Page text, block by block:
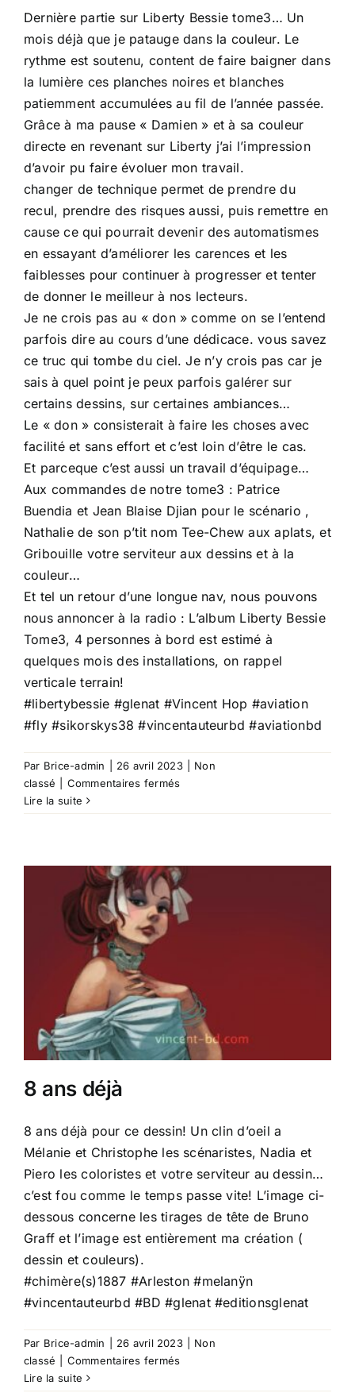
Dernière partie sur Liberty Bessie tome3… Un
mois déjà que je patauge dans la couleur. Le
rythme est soutenu, content de faire baigner dans
la lumière ces planches noires et blanches
patiemment accumulées au fil de l’année passée.
Grâce à ma pause « Damien » et à sa couleur
directe en revenant sur Liberty j’ai l’impression
d’avoir pu faire évoluer mon travail.
changer de technique permet de prendre du
recul, prendre des risques aussi, puis remettre en
cause ce qui pourrait devenir des automatismes
en essayant d’améliorer les carences et les
faiblesses pour continuer à progresser et tenter
de donner le meilleur à nos lecteurs.
Je ne crois pas au « don » comme on se l’entend
parfois dire au cours d’une dédicace. vous savez
ce truc qui tombe du ciel. Je n’y crois pas car je
sais à quel point je peux parfois galérer sur
certains dessins, sur certaines ambiances…
Le « don » consisterait à faire les choses avec
facilité et sans effort et c’est loin d’être le cas.
Et parceque c’est aussi un travail d’équipage…
Aux commandes de notre tome3 : Patrice
Buendia et Jean Blaise Djian pour le scénario ,
Nathalie de son p’tit nom Tee-Chew aux aplats, et
Gribouille votre serviteur aux dessins et à la
couleur…
Et tel un retour d’une longue nav, nous pouvons
nous annoncer à la radio : L’album Liberty Bessie
Tome3, 4 personnes à bord est estimé à
quelques mois des installations, on rappel
verticale terrain!
#libertybessie #glenat #Vincent Hop #aviation
#fly #sikorskys38 #vincentauteurbd #aviationbd
Par Brice-admin 26 avril 2023
Non
classé
Commentaires ferméssur
partie…
T03
Lire la suite
8 ans déjà
8 ans déjà pour ce dessin! Un clin d’oeil a
Mélanie et Christophe les scénaristes, Nadia et
Piero les coloristes et votre serviteur au dessin…
c’est fou comme le temps passe vite! L’image ci-
dessous concerne les tirages de tête de Bruno
Graff et l’image est entièrement ma création (
dessin et couleurs).
#chimère(s)1887 #Arleston #melanÿn
#vincentauteurbd #BD #glenat #editionsglenat
Par Brice-admin 26 avril 2023
Non
classé
Commentaires ferméssur
Lire la suite